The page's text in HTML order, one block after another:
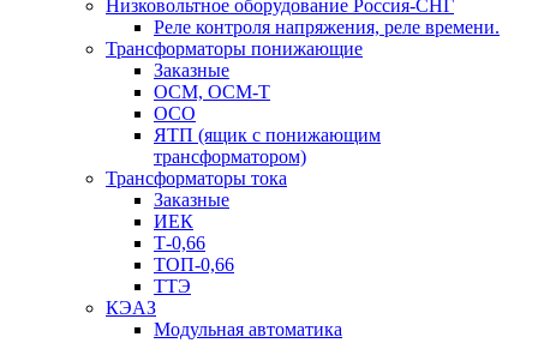
Низковольтное оборудование Россия-СНГ
Реле контроля напряжения, реле времени.
Трансформаторы понижающие
Заказные
ОСМ, ОСМ-Т
ОСО
ЯТП (ящик с понижающим
трансформатором)
Трансформаторы тока
Заказные
ИЕК
Т-0,66
ТОП-0,66
ТТЭ
КЭАЗ
Модульная автоматика